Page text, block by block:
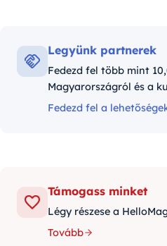
Legyünk partnerek
Fedezd fel több mint
Magyarországról és a
Fedezd fel a
Támogass minket
Légy részese a
Tovább